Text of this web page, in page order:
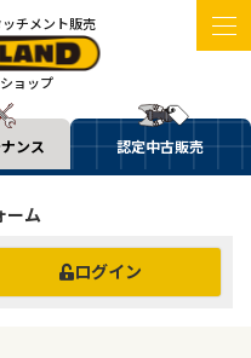
チメント販売
ョップ
ンス 認定中古販売
ーム
ログイン